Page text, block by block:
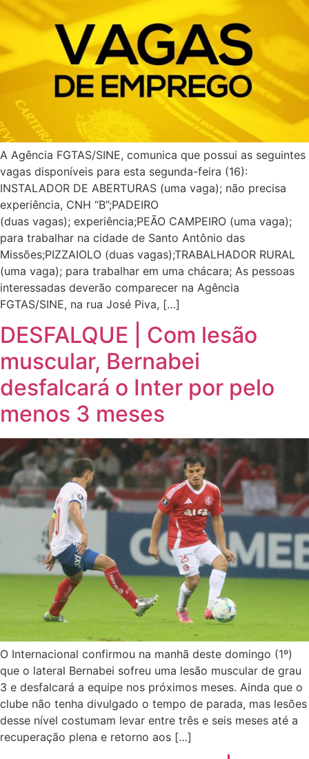
A Agência FGTAS/SINE, comunica que possui as seguintes
vagas disponíveis para esta segunda-feira (16):
INSTALADOR DE ABERTURAS (uma vaga); não precisa
experiência, CNH “B”;PADEIRO
(duas vagas); experiência;PEÃO CAMPEIRO (uma vaga);
para trabalhar na cidade de Santo Antônio das
Missões;PIZZAIOLO (duas vagas);TRABALHADOR RURAL
(uma vaga); para trabalhar em uma chácara; As pessoas
interessadas deverão comparecer na Agência
FGTAS/SINE, na rua José Piva, […]
DESFALQUE | Com lesão
muscular, Bernabei
desfalcará o Inter por pelo
menos 3 meses
O Internacional confirmou na manhã deste domingo (1º)
que o lateral Bernabei sofreu uma lesão muscular de grau
3 e desfalcará a equipe nos próximos meses. Ainda que o
clube não tenha divulgado o tempo de parada, mas lesões
desse nível costumam levar entre três e seis meses até a
recuperação plena e retorno aos […]